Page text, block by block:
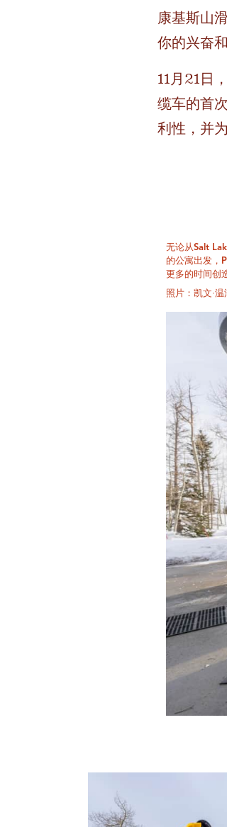
康基斯山
你的兴奋
11月21日
缆车的首
利性，并
无论从Salt
的公寓出发，
更多的时间创
照片：凯文·温